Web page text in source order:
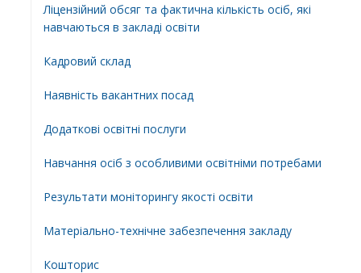
Ліцензійний обсяг та фактична кількість осіб, які
навчаються в закладі освіти
Кадровий склад
Наявність вакантних посад
Додатковi освiтнi послуги
Навчання осіб з особливими освітніми потребами
Результати моніторингу якості освіти
Матеріально-технічне забезпечення закладу
Кошторис